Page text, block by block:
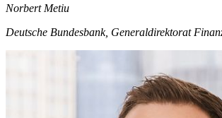
Norbert Metiu
Deutsche Bundesbank, Generaldirektorat